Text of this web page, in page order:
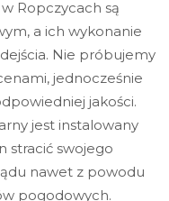
Ropczycach są
a ich wykonanie
Nie próbujemy
jednocześnie
jakości.
jest instalowany
stracić swojego
nawet z powodu
pogodowych.